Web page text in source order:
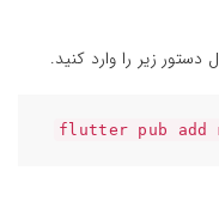
زیر را وارد کنید.
flutter pub add